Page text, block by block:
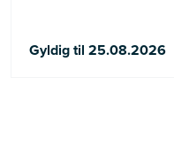
Gyldig til 25.08.2026